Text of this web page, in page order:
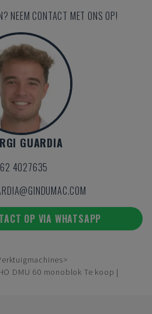
NEEM CONTACT MET ONS OP!
GUARDIA
4027635
OP VIA WHATSAPP
DMU 60 monoblok Te koop |